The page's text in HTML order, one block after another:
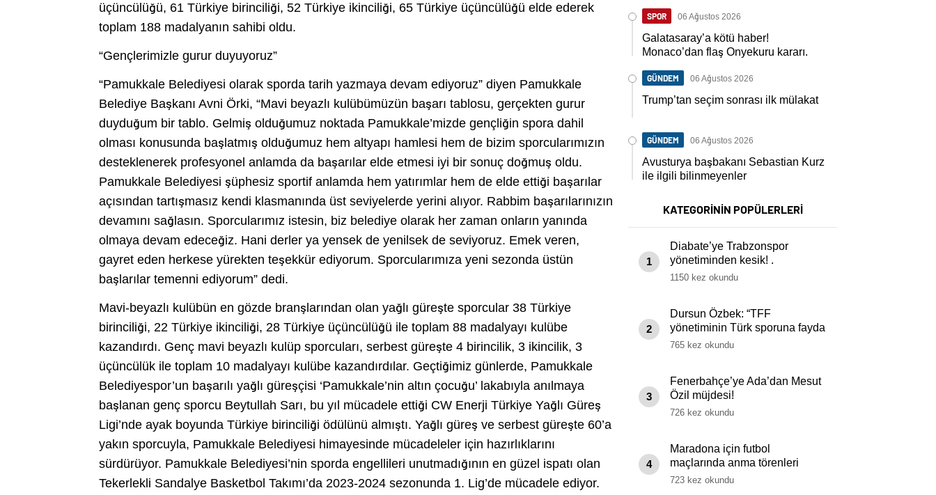
üçüncülüğü, 61 Türkiye birinciliği, 52 Türkiye ikinciliği, 65 Türkiye üçüncülüğü elde ederek
toplam 188 madalyanın sahibi oldu.
“Gençlerimizle gurur duyuyoruz”
“Pamukkale Belediyesi olarak sporda tarih yazmaya devam ediyoruz” diyen Pamukkale
Belediye Başkanı Avni Örki, “Mavi beyazlı kulübümüzün başarı tablosu, gerçekten gurur
duyduğum bir tablo. Gelmiş olduğumuz noktada Pamukkale’mizde gençliğin spora dahil
olması konusunda başlatmış olduğumuz hem altyapı hamlesi hem de bizim sporcularımızın
desteklenerek profesyonel anlamda da başarılar elde etmesi iyi bir sonuç doğmuş oldu.
Pamukkale Belediyesi şüphesiz sportif anlamda hem yatırımlar hem de elde ettiği başarılar
açısından tartışmasız kendi klasmanında üst seviyelerde yerini alıyor. Rabbim başarılarınızın
devamını sağlasın. Sporcularımız istesin, biz belediye olarak her zaman onların yanında
olmaya devam edeceğiz. Hani derler ya yensek de yenilsek de seviyoruz. Emek veren,
gayret eden herkese yürekten teşekkür ediyorum. Sporcularımıza yeni sezonda üstün
başlarılar temenni ediyorum” dedi.
Mavi-beyazlı kulübün en gözde branşlarından olan yağlı güreşte sporcular 38 Türkiye
birinciliği, 22 Türkiye ikinciliği, 28 Türkiye üçüncülüğü ile toplam 88 madalyayı kulübe
kazandırdı. Genç mavi beyazlı kulüp sporcuları, serbest güreşte 4 birincilik, 3 ikincilik, 3
üçüncülük ile toplam 10 madalyayı kulübe kazandırdılar. Geçtiğimiz günlerde, Pamukkale
Belediyespor’un başarılı yağlı güreşçisi ‘Pamukkale’nin altın çocuğu’ lakabıyla anılmaya
başlanan genç sporcu Beytullah Sarı, bu yıl mücadele ettiği CW Enerji Türkiye Yağlı Güreş
Ligi’nde ayak boyunda Türkiye birinciliği ödülünü almıştı. Yağlı güreş ve serbest güreşte 60’a
yakın sporcuyla, Pamukkale Belediyesi himayesinde mücadeleler için hazırlıklarını
sürdürüyor. Pamukkale Belediyesi’nin sporda engellileri unutmadığının en güzel ispatı olan
Tekerlekli Sandalye Basketbol Takımı’da 2023-2024 sezonunda 1. Lig’de mücadele ediyor.
SPOR 06 Ağustos 2026
Galatasaray’a kötü haber!
Monaco’dan flaş Onyekuru kararı.
GÜNDEM 06 Ağustos 2026
Trump’tan seçim sonrası ilk mülakat
GÜNDEM 06 Ağustos 2026
Avusturya başbakanı Sebastian Kurz
ile ilgili bilinmeyenler
KATEGORİNİN POPÜLERLERİ
1
Diabate’ye Trabzonspor
yönetiminden kesik! .
1150 kez okundu
2
Dursun Özbek: “TFF
yönetiminin Türk sporuna fayda
getiremeyeceği kanaatine
765 kez okundu
3
Fenerbahçe’ye Ada’dan Mesut
Özil müjdesi!
726 kez okundu
4
Maradona için futbol
maçlarında anma törenleri
yapılacak
723 kez okundu